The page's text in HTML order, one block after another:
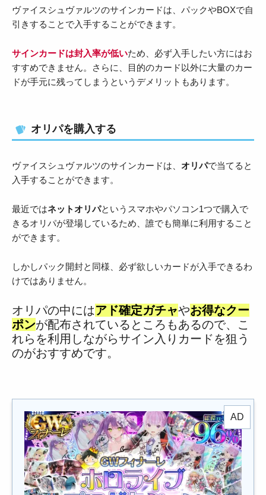
ヴァイスシュヴァルツのサインカードは、パックやBOXで自
引きすることで入手することができます。
サインカードは封入率が低いため、必ず入手したい方にはお
すすめできません。さらに、目的のカード以外に大量のカー
ドが手元に残ってしまうというデメリットもあります。
オリパを購入する
ヴァイスシュヴァルツのサインカードは、 オリパで当てると
入手することができます。
最近ではネットオリパというスマホやパソコン1つで購入で
きるオリパが登場しているため、誰でも簡単に利用すること
ができます。
しかしパック開封と同様、必ず欲しいカードが入手できるわ
けではありません。
オリパの中にはアド確定ガチャやお得なクー
ポンが配布されているところもあるので、こ
れらを利用しながらサイン入りカードを狙う
のがおすすめです。